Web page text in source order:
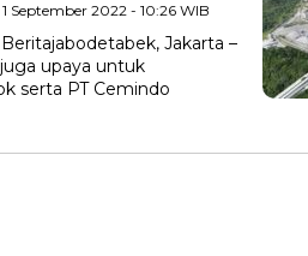
September 2022 - 10:26 WIB
Jakarta –
upaya untuk
serta PT Cemindo